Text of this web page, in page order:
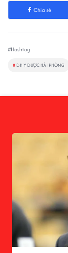
Chia sẻ
#Hashtag
#ĐH Y DƯỢC HẢI PHÒNG